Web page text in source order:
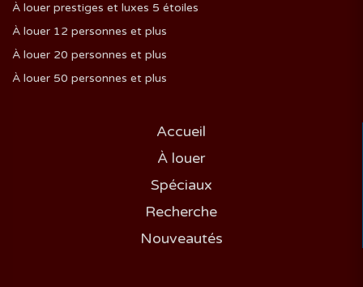
À louer prestiges et luxes 5 étoiles
À louer 12 personnes et plus
À louer 20 personnes et plus
À louer 50 personnes et plus
Accueil
À louer
Spéciaux
Recherche
Nouveautés